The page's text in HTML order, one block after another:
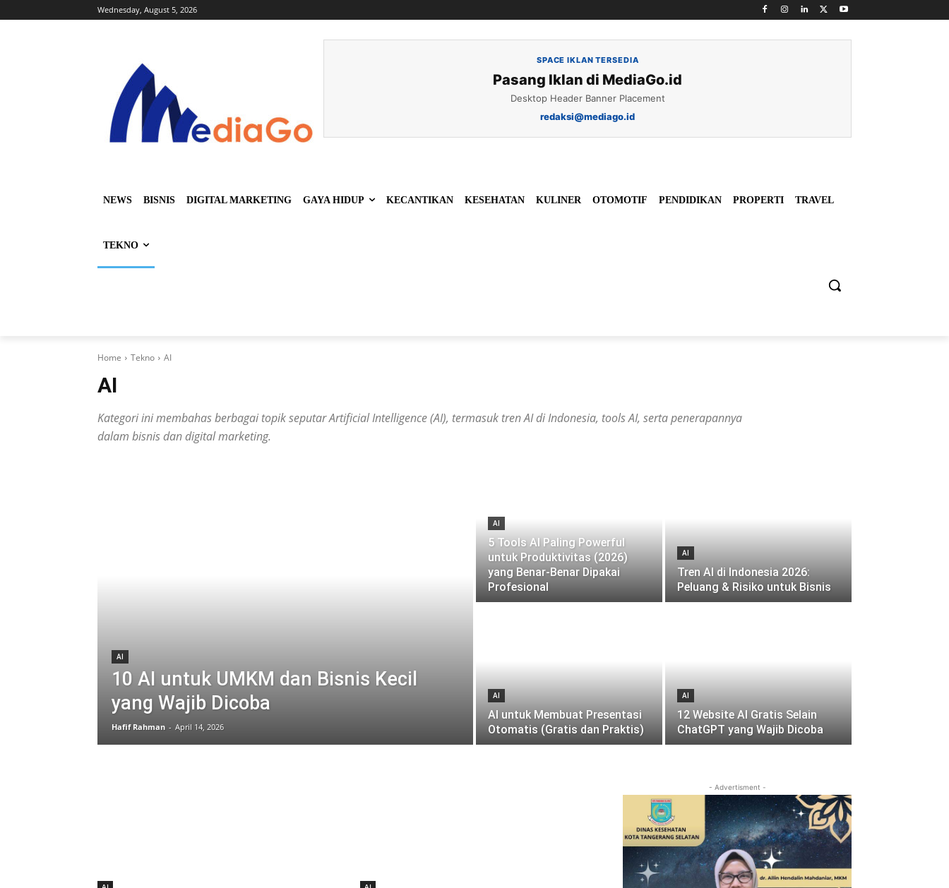
Wednesday, August 5, 2026
SPACE IKLAN TERSEDIA
Pasang Iklan di MediaGo.id
Desktop Header Banner Placement
redaksi@mediago.id
NEWS BISNIS DIGITAL MARKETING GAYA HIDUP KECANTIKAN KESEHATAN KULINER OTOMOTIF PENDIDIKAN PROPERTI TRAVEL
TEKNO
Home Tekno AI
AI
Kategori ini membahas berbagai topik seputar Artificial Intelligence (AI), termasuk tren AI di Indonesia, tools AI, serta penerapannya
dalam bisnis dan digital marketing.
AI
10 AI untuk UMKM dan Bisnis Kecil
yang Wajib Dicoba
Hafif Rahman - April 14, 2026
AI
5 Tools AI Paling Powerful
untuk Produktivitas (2026)
yang Benar-Benar Dipakai
Profesional
AI
Tren AI di Indonesia 2026:
Peluang & Risiko untuk Bisnis
AI
AI untuk Membuat Presentasi
Otomatis (Gratis dan Praktis)
AI
12 Website AI Gratis Selain
ChatGPT yang Wajib Dicoba
- Advertisment -